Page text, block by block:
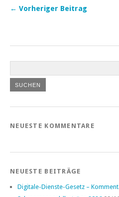
← Vorheriger Beitrag
NEUESTE KOMMENTARE
NEUESTE BEITRÄGE
Digitale-Dienste-Gesetz –